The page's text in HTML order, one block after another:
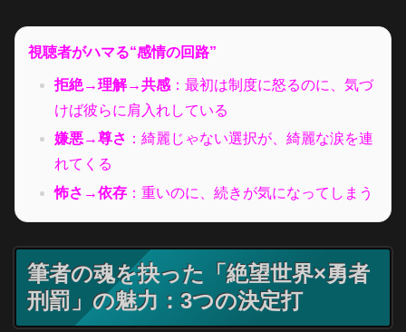
視聴者がハマる“感情の回路”
拒絶→理解→共感 ：最初は制度に怒るのに、気づ
けば彼らに肩入れしている
嫌悪→尊さ ：綺麗じゃない選択が、綺麗な涙を連
れてくる
怖さ→依存 ：重いのに、続きが気になってしまう
筆者の魂を抉った「絶望世界×勇者
刑罰」の魅力：3つの決定打